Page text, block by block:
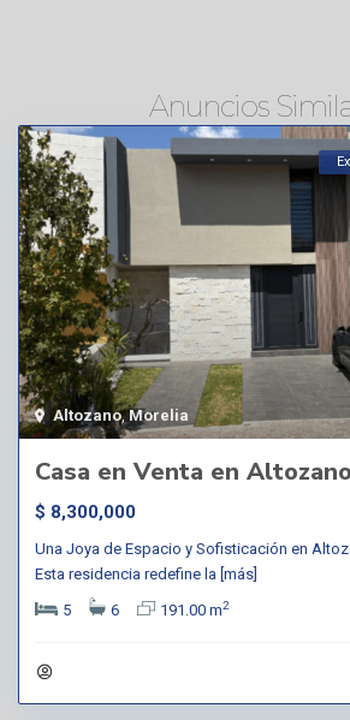
Anuncios
Altozano,Morelia
Casa en Venta en
$ 8,300,000
Una Joya de Espacio y Sofisticación en
Esta residencia redefine la [más]
5
6 191.00 m2